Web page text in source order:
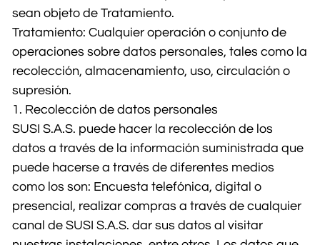
sean objeto de Tratamiento.
Tratamiento: Cualquier operación o conjunto de
operaciones sobre datos personales, tales como la
recolección, almacenamiento, uso, circulación o
supresión.
1. Recolección de datos personales
SUSI S.A.S. puede hacer la recolección de los
datos a través de la información suministrada que
puede hacerse a través de diferentes medios
como los son: Encuesta telefónica, digital o
presencial, realizar compras a través de cualquier
canal de SUSI S.A.S. dar sus datos al visitar